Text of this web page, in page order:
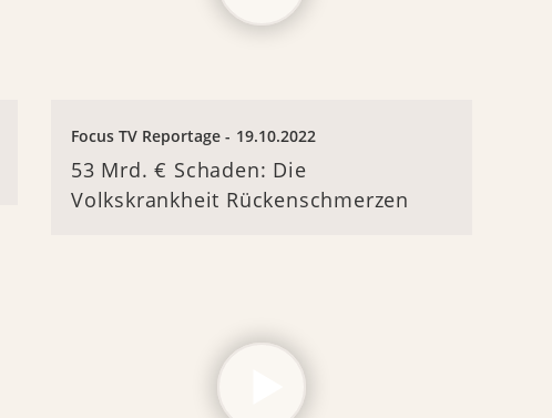
Focus TV Reportage 19.10.2022
53 Mrd. € Schaden: Die
Volkskrankheit Rückenschmerzen